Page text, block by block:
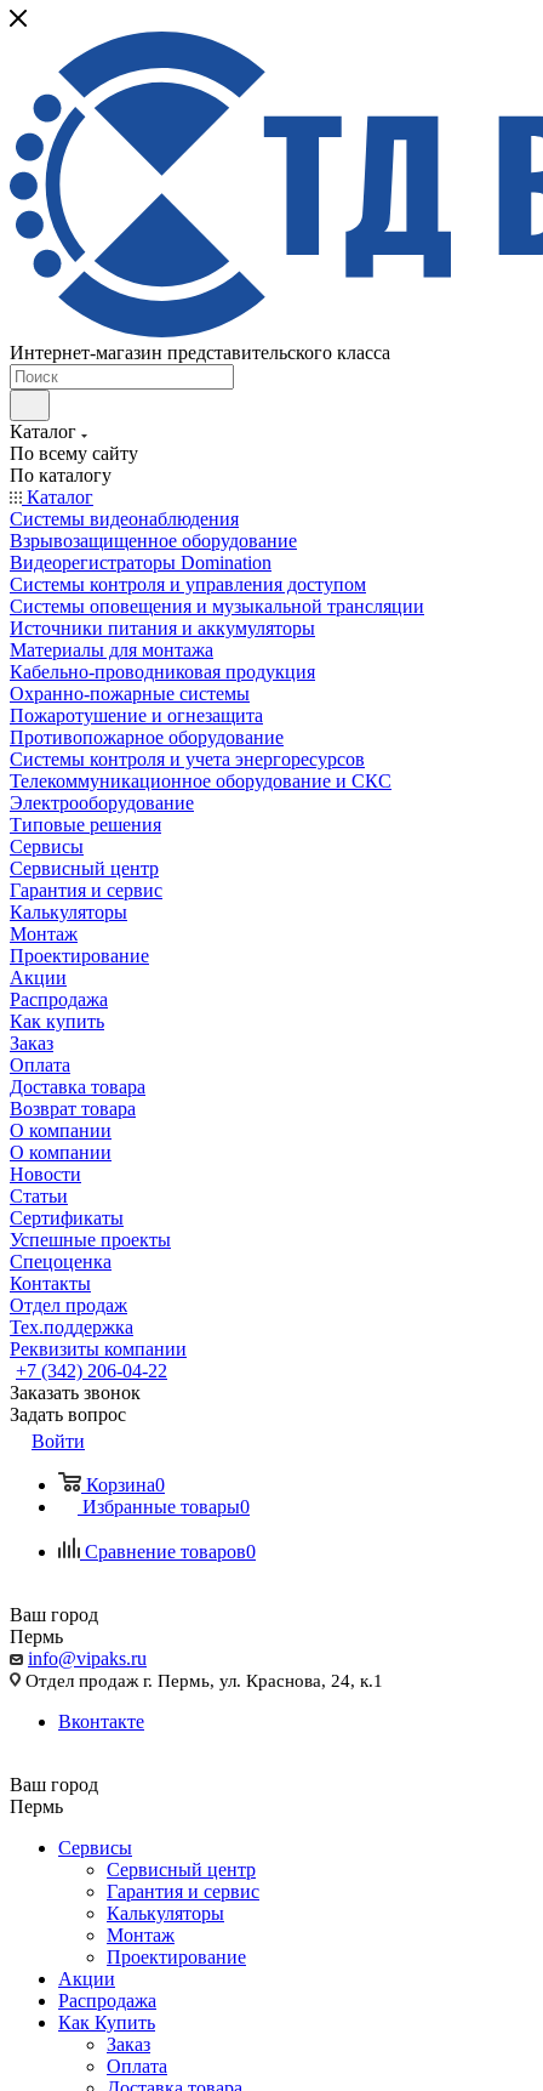
Интернет-магазин представительского класса
Каталог
По всему сайту
По каталогу
Каталог
Системы видеонаблюдения
Взрывозащищенное оборудование
Видеорегистраторы Domination
Системы контроля и управления доступом
Системы оповещения и музыкальной трансляции
Источники питания и аккумуляторы
Материалы для монтажа
Кабельно-проводниковая продукция
Охранно-пожарные системы
Пожаротушение и огнезащита
Противопожарное оборудование
Системы контроля и учета энергоресурсов
Телекоммуникационное оборудование и СКС
Электрооборудование
Типовые решения
Сервисы
Сервисный центр
Гарантия и сервис
Калькуляторы
Монтаж
Проектирование
Акции
Распродажа
Как купить
Заказ
Оплата
Доставка товара
Возврат товара
О компании
О компании
Новости
Статьи
Сертификаты
Успешные проекты
Спецоценка
Контакты
Отдел продаж
Тех.поддержка
Реквизиты компании
+7 (342) 206-04-22
Заказать звонок
Задать вопрос
Войти
Корзина0
Избранные товары0
Сравнение товаров0
Ваш город
Пермь
info@vipaks.ru
Отдел продаж г. Пермь, ул. Краснова, 24, к.1
Вконтакте
Ваш город
Пермь
Сервисы
Сервисный центр
Гарантия и сервис
Калькуляторы
Монтаж
Проектирование
Акции
Распродажа
Как Купить
Заказ
Оплата